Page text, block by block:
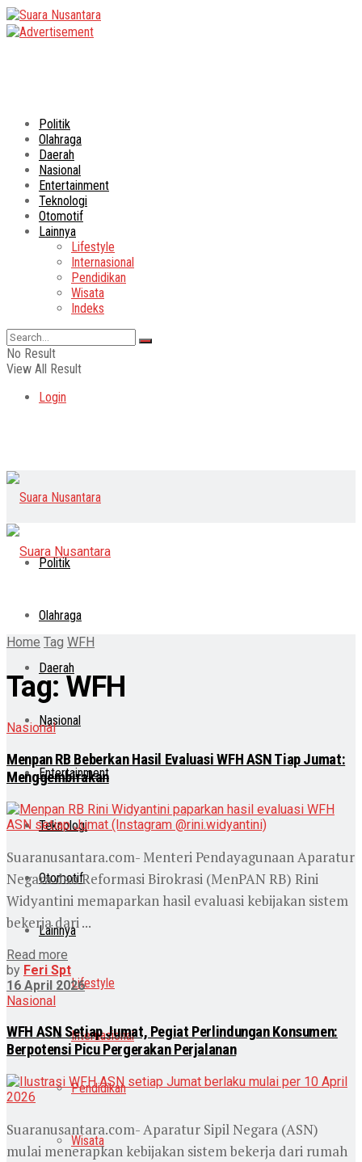
Politik
Olahraga
Daerah
Nasional
Entertainment
Teknologi
Otomotif
Lainnya
Lifestyle
Internasional
Pendidikan
Wisata
Indeks
No Result
View All Result
Login
Politik
Olahraga
Daerah
Nasional
Entertainment
Teknologi
Otomotif
Lainnya
Lifestyle
Internasional
Pendidikan
Wisata
Home Tag WFH
Tag: WFH
Nasional
Menpan RB Beberkan Hasil Evaluasi WFH ASN Tiap Jumat:
Menggembirakan
Suaranusantara.com- Menteri Pendayagunaan Aparatur
Negara dan Reformasi Birokrasi (MenPAN RB) Rini
Widyantini memaparkan hasil evaluasi kebijakan sistem
bekerja dari ...
Read more
by Feri Spt
16 April 2026
Nasional
WFH ASN Setiap Jumat, Pegiat Perlindungan Konsumen:
Berpotensi Picu Pergerakan Perjalanan
Suaranusantara.com- Aparatur Sipil Negara (ASN)
mulai menerapkan kebijakan sistem bekerja dari rumah